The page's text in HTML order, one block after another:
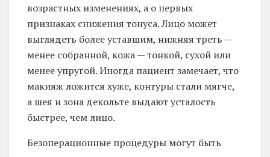
возрастных изменениях, а о первых
признаках снижения тонуса. Лицо может
выглядеть более уставшим, нижняя треть —
менее собранной, кожа — тонкой, сухой или
менее упругой. Иногда пациент замечает, что
макияж ложится хуже, контуры стали мягче,
а шея и зона декольте выдают усталость
быстрее, чем лицо.
Безоперационные процедуры могут быть